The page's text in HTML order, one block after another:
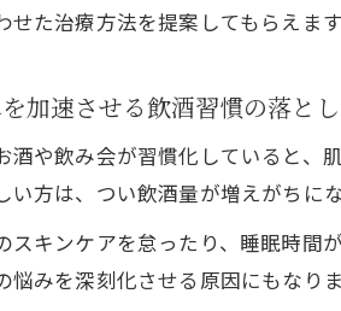
せた治療方法を提案してもらえます
加速させる飲酒習慣の落と
酒や飲み会が習慣化していると、
い方は、つい飲酒量が増えがちに
スキンケアを怠ったり、睡眠時間
悩みを深刻化させる原因にもなりま